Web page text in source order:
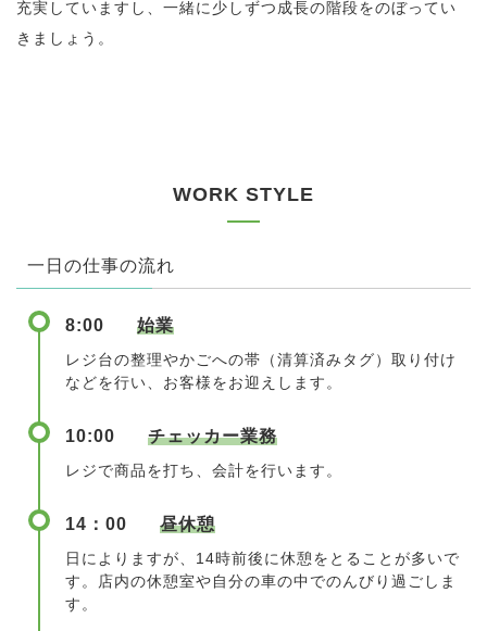
充実していますし、一緒に少しずつ成長の階段をのぼってい
きましょう。
WORK STYLE
一日の仕事の流れ
8:00 始業
レジ台の整理やかごへの帯（清算済みタグ）取り付け
などを行い、お客様をお迎えします。
10:00 チェッカー業務
レジで商品を打ち、会計を行います。
14：00 昼休憩
日によりますが、14時前後に休憩をとることが多いで
す。店内の休憩室や自分の車の中でのんびり過ごしま
す。